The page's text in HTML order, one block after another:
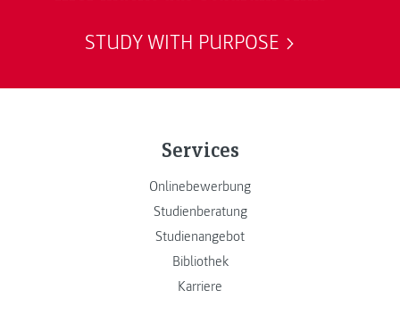
STUDY WITH PURPOSE
Services
Onlinebewerbung
Studienberatung
Studienangebot
Bibliothek
Karriere